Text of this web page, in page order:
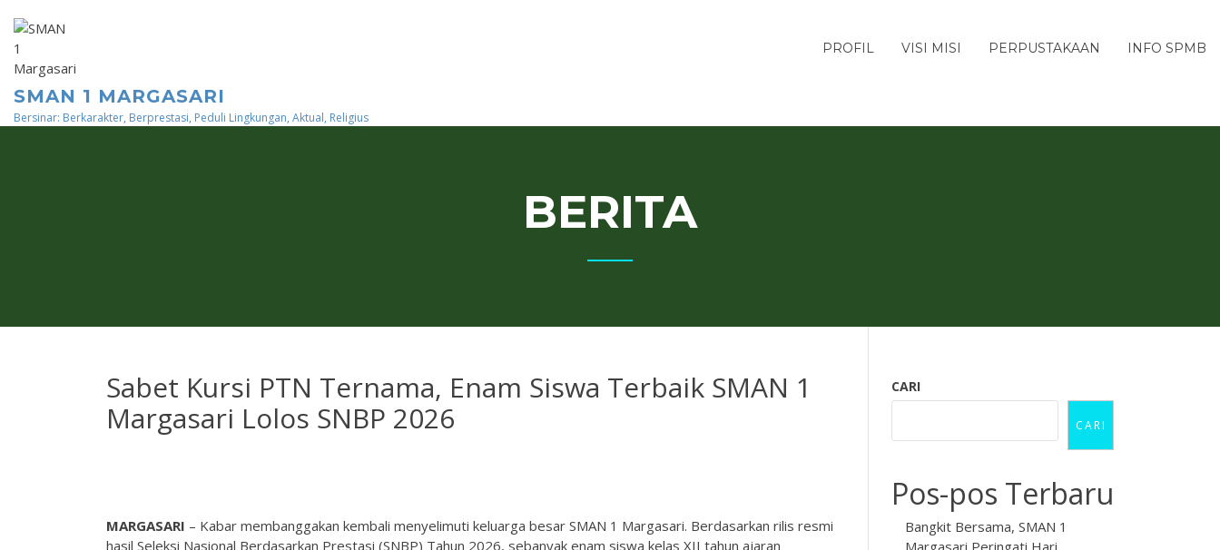
content
SMAN 1 MARGASARI
Bersinar: Berkarakter, Berprestasi, Peduli Lingkungan, Aktual, Religius
PROFIL VISI MISI PERPUSTAKAAN INFO SPMB
BERITA
Sabet Kursi PTN Ternama, Enam Siswa Terbaik SMAN 1
Margasari Lolos SNBP 2026
MARGASARI – Kabar membanggakan kembali menyelimuti keluarga besar SMAN 1 Margasari. Berdasarkan rilis resmi
hasil Seleksi Nasional Berdasarkan Prestasi (SNBP) Tahun 2026, sebanyak enam siswa kelas XII tahun ajaran
CARI
CARI
Pos-pos Terbaru
Bangkit Bersama, SMAN 1